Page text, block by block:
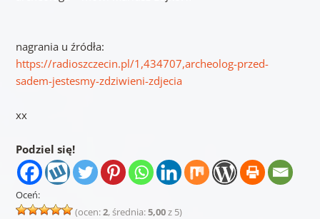
nagrania u źródła:
https://radioszczecin.pl/1,434707,archeolog-przed-
sadem-jestesmy-zdziwieni-zdjecia
xx
Podziel się!
Oceń:
(ocen:2, średnia:5,00z 5)